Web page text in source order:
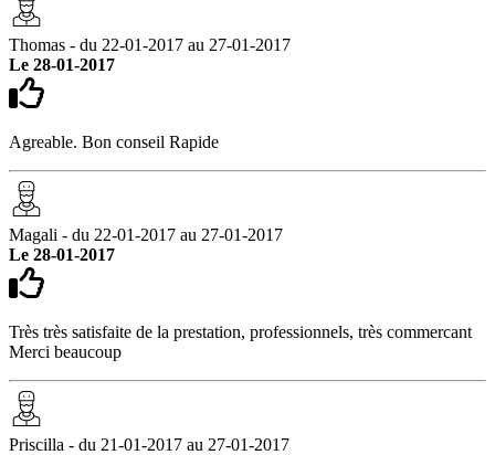
Thomas - du 22-01-2017 au 27-01-2017
Le 28-01-2017
Agreable. Bon conseil Rapide
Magali - du 22-01-2017 au 27-01-2017
Le 28-01-2017
Très très satisfaite de la prestation, professionnels, très commercant
Merci beaucoup
Priscilla - du 21-01-2017 au 27-01-2017